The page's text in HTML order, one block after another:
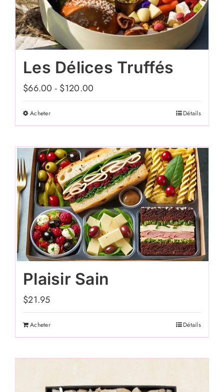
Les Délices Truffés
$66.00 - $120.00
AcheterCe
a
plusieurs
variations.
Les
options
peuvent
être
choisies
la
page
du
produit
Détails
Plaisir Sain
$21.95
Acheter Détails